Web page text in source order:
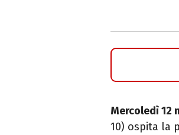
Mercoledì 12
10) ospita la